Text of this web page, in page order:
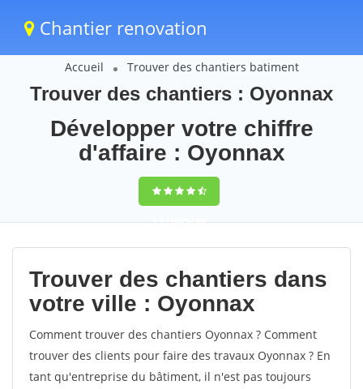
Chantier renovation
Accueil Trouver des chantiers batiment
Trouver des chantiers : Oyonnax
Développer votre chiffre
d'affaire : Oyonnax
9,5(100%)60
votes
Trouver des chantiers dans
votre ville : Oyonnax
Comment trouver des chantiers Oyonnax ? Comment
trouver des clients pour faire des travaux Oyonnax ? En
tant qu'entreprise du bâtiment, il n'est pas toujours